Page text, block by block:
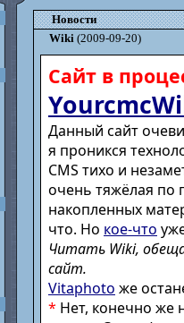
Новости
Wiki (2009-09-20)
Сайт в
Данный сайт
я проникся
CMS тихо и
очень тяжёлая по
накопленных
что. Но кое-что
Читать Wiki,
сайт.
Vitaphoto же
* Нет, конечно же